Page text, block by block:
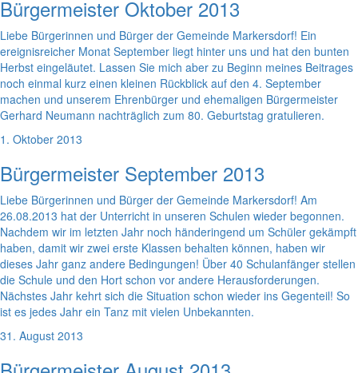
Bürgermeister Oktober 2013
Liebe Bürgerinnen und Bürger der Gemeinde Markersdorf! Ein
ereignisreicher Monat September liegt hinter uns und hat den bunten
Herbst eingeläutet. Lassen Sie mich aber zu Beginn meines Beitrages
noch einmal kurz einen kleinen Rückblick auf den 4. September
machen und unserem Ehrenbürger und ehemaligen Bürgermeister
Gerhard Neumann nachträglich zum 80. Geburtstag gratulieren.
1. Oktober 2013
Bürgermeister September 2013
Liebe Bürgerinnen und Bürger der Gemeinde Markersdorf! Am
26.08.2013 hat der Unterricht in unseren Schulen wieder begonnen.
Nachdem wir im letzten Jahr noch händeringend um Schüler gekämpft
haben, damit wir zwei erste Klassen behalten können, haben wir
dieses Jahr ganz andere Bedingungen! Über 40 Schulanfänger stellen
die Schule und den Hort schon vor andere Herausforderungen.
Nächstes Jahr kehrt sich die Situation schon wieder ins Gegenteil! So
ist es jedes Jahr ein Tanz mit vielen Unbekannten.
31. August 2013